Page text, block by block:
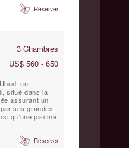
Réserver
3 Chambres
US$ 560 - 650
un
situé dans la
assurant un
ses grandes
qu’une piscine
Réserver